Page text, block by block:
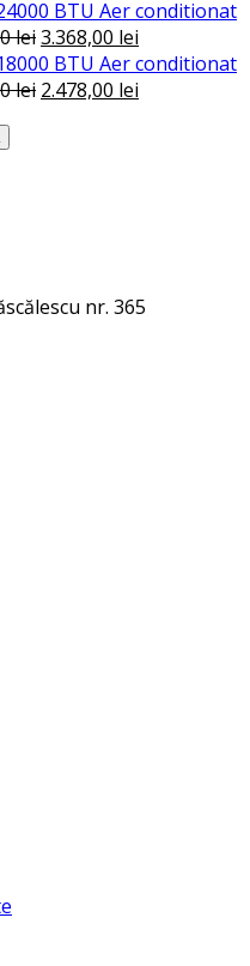
curent
este:
420,00 lei.
Aer conditionat
leiPrețul
inițial
a
3.368,00 lei
curent
Aer conditionat
lei Prețul
2.478,00 lei
nr. 365